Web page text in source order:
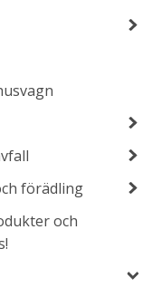
förädling
och